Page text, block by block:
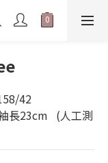
42
長23cm   (人工測